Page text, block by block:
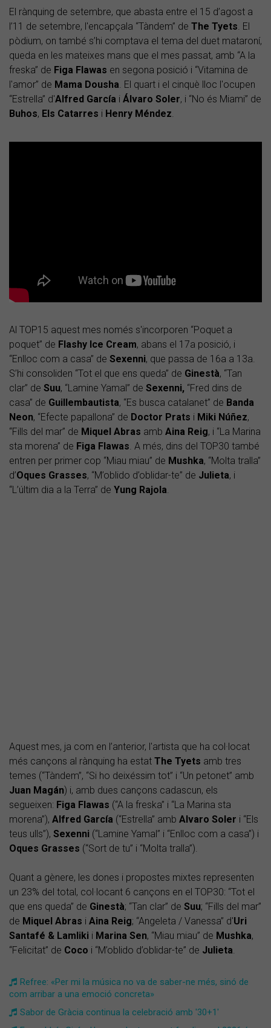
El rànquing de setembre, que abasta entre el 15 d’agost a
l’11 de setembre, l'encapçala “Tàndem” de The Tyets. El
pòdium, on també s’hi comptava el tema del duet mataroní,
queda en les mateixes mans que el mes passat, amb “A la
freska” de Figa Flawas en segona posició i “Vitamina de
l'amor” de Mama Dousha. El quart i el cinquè lloc l'ocupen
“Estrella” d'Alfred García i Álvaro Soler, i “No és Miami” de
Buhos, Els Catarres i Henry Méndez.
Al TOP15 aquest mes només s'incorporen “Poquet a
poquet” de Flashy Ice Cream, abans el 17a posició, i
“Enlloc com a casa” de Sexenni, que passa de 16a a 13a.
S’hi consoliden “Tot el que ens queda” de Ginestà, “Tan
clar” de Suu, “Lamine Yamal” de Sexenni, “Fred dins de
casa” de Guillembautista, “Es busca catalanet” de Banda
Neon, “Efecte papallona” de Doctor Prats i Miki Núñez,
“Fills del mar” de Miquel Abras amb Aina Reig, i “La Marina
sta morena” de Figa Flawas. A més, dins del TOP30 també
entren per primer cop “Miau miau” de Mushka, “Molta tralla”
d’Oques Grasses, “M’oblido d’oblidar-te” de Julieta, i
“L’últim dia a la Terra” de Yung Rajola.
Aquest mes, ja com en l’anterior, l'artista que ha col·locat
més cançons al rànquing ha estat The Tyets amb tres
temes (“Tàndem”, “Si ho deixéssim tot” i “Un petonet” amb
Juan Magán) i, amb dues cançons cadascun, els
segueixen: Figa Flawas (“A la freska” i “La Marina sta
morena”), Alfred García (“Estrella” amb Alvaro Soler i “Els
teus ulls”), Sexenni (“Lamine Yamal” i “Enlloc com a casa”) i
Oques Grasses (“Sort de tu” i “Molta tralla”).
Quant a gènere, les dones i propostes mixtes representen
un 23% del total, col·locant 6 cançons en el TOP30: “Tot el
que ens queda” de Ginestà; “Tan clar” de Suu; “Fills del mar”
de Miquel Abras i Aina Reig; “Angeleta / Vanessa” d'Uri
Santafé & Lamliki i Marina Sen, “Miau miau” de Mushka,
“Felicitat” de Coco i “M’oblido d’oblidar-te” de Julieta.
Refree: «Per mi la música no va de saber-ne més, sinó de
com arribar a una emoció concreta»
Sabor de Gràcia continua la celebració amb '30+1'